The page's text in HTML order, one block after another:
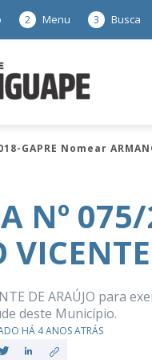
2 Menu 3 Busca
Mamanguape
–
GAPRE Nomear
Nº
DE ARAÚJO para
deste Município.
HÁ 4 ANOS ATRÁS